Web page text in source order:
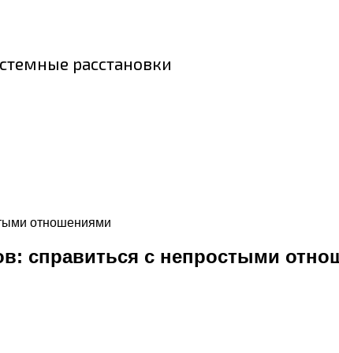
расстановки
отношениями
справиться с непростыми